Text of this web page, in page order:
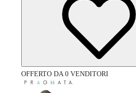
OFFERTO DA 0 VENDITORI